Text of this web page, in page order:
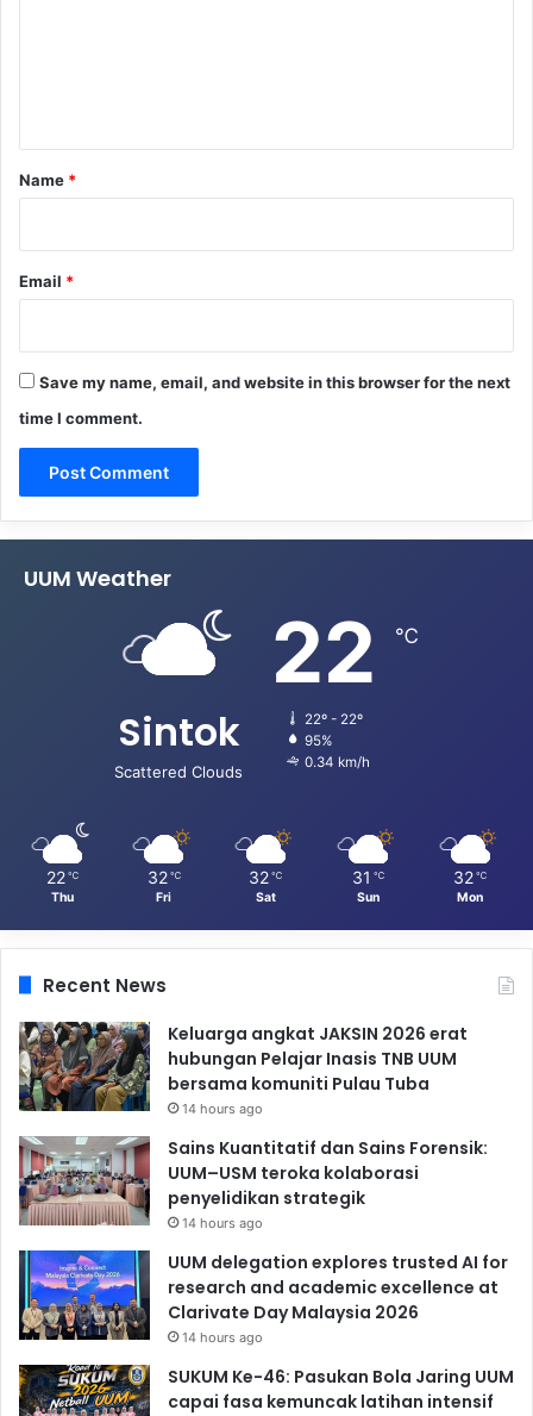
*
Name *
Email *
Save my name, email, and website in this browser for the next
time I comment.
UUM Weather
Sintok
Scattered Clouds
22 ℃
22º - 22º
95%
0.34 km/h
22 ℃
Thu
32 ℃
Fri
32 ℃
Sat
31 ℃
Sun
32 ℃
Mon
Recent News
Keluarga angkat JAKSIN 2026 erat
hubungan Pelajar Inasis TNB UUM
bersama komuniti Pulau Tuba
14 hours ago
Sains Kuantitatif dan Sains Forensik:
UUM–USM teroka kolaborasi
penyelidikan strategik
14 hours ago
UUM delegation explores trusted AI for
research and academic excellence at
Clarivate Day Malaysia 2026
14 hours ago
SUKUM Ke-46: Pasukan Bola Jaring UUM
capai fasa kemuncak latihan intensif